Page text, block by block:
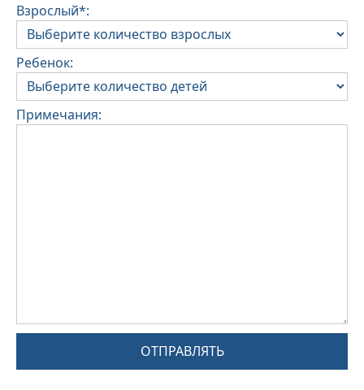
Взрослый*:
Ребенок:
Примечания:
ОТПРАВЛЯТЬ